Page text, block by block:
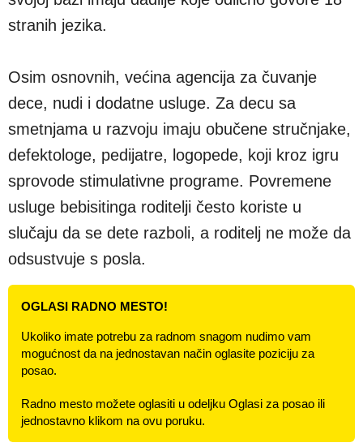
stranih jezika.
Osim osnovnih, većina agencija za čuvanje
dece, nudi i dodatne usluge. Za decu sa
smetnjama u razvoju imaju obučene stručnjake,
defektologe, pedijatre, logopede, koji kroz igru
sprovode stimulativne programe. Povremene
usluge bebisitinga roditelji često koriste u
slučaju da se dete razboli, a roditelj ne može da
odsustvuje s posla.
OGLASI RADNO MESTO!
Ukoliko imate potrebu za radnom snagom nudimo vam
mogućnost da na jednostavan način oglasite poziciju za
posao.
Radno mesto možete oglasiti u odeljku Oglasi za posao ili
jednostavno klikom na ovu poruku.